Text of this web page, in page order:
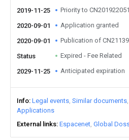
2019-11-25
Priority to
2020-09-01 Application granted
2020-09-01 Publication of
Status Expired - Fee Related
2029-11-25 Anticipated expiration
Info Legal events Similar documents
Applications
External links Espacenet Global